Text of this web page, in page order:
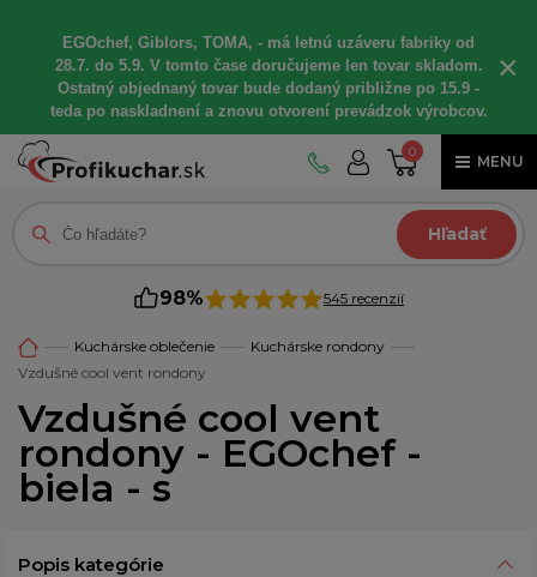
EGOchef, Giblors, TOMA, - má letnú uzáveru fabriky od
28.7. do 5.9. V tomto čase doručujeme len tovar skladom.
Ostatný objednaný tovar bude dodaný približne po 15.9 -
teda po naskladnení a znovu otvorení prevádzok výrobcov.
×
0
MENU
Hľadať
98% 545 recenzií
Kuchárske oblečenie
Kuchárske rondony
Vzdušné cool vent rondony
Vzdušné cool vent
rondony - EGOchef -
biela - s
Popis kategórie